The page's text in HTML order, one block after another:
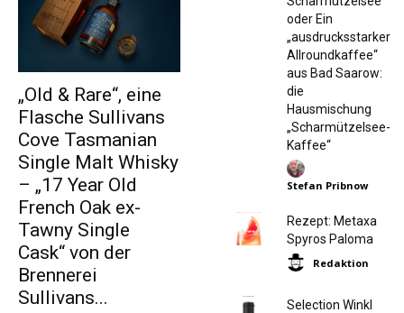
„Old & Rare“, eine
Flasche Sullivans
Cove Tasmanian
Single Malt Whisky
– „17 Year Old
French Oak ex-
Tawny Single
Cask“ von der
Brennerei
Sullivans...
oder Ein
„ausdrucksstarker
Allroundkaffee“
aus Bad Saarow:
die
Hausmischung
„Scharmützelsee-
Kaffee“
Stefan Pribnow
Rezept: Metaxa
Spyros Paloma
Redaktion
Selection Winkl